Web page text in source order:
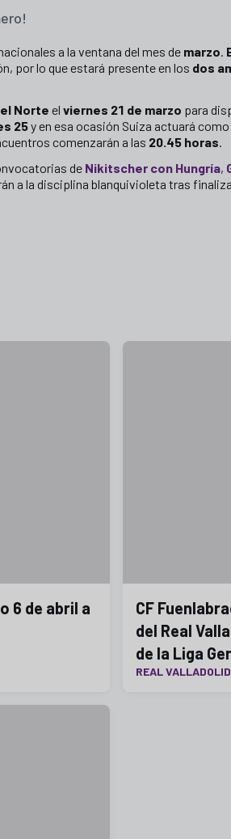
a la ventana del mes de marzo.
por lo que estará presente en los dos
Norte el viernes 21 de marzo para
25y en esa ocasión Suiza actuará
comenzarán a las 20.45 horas.
de Nikitscher con Hungría,
a la disciplina blanquivioleta tras
6 de abril a
CF
del Real
de la Liga
REAL